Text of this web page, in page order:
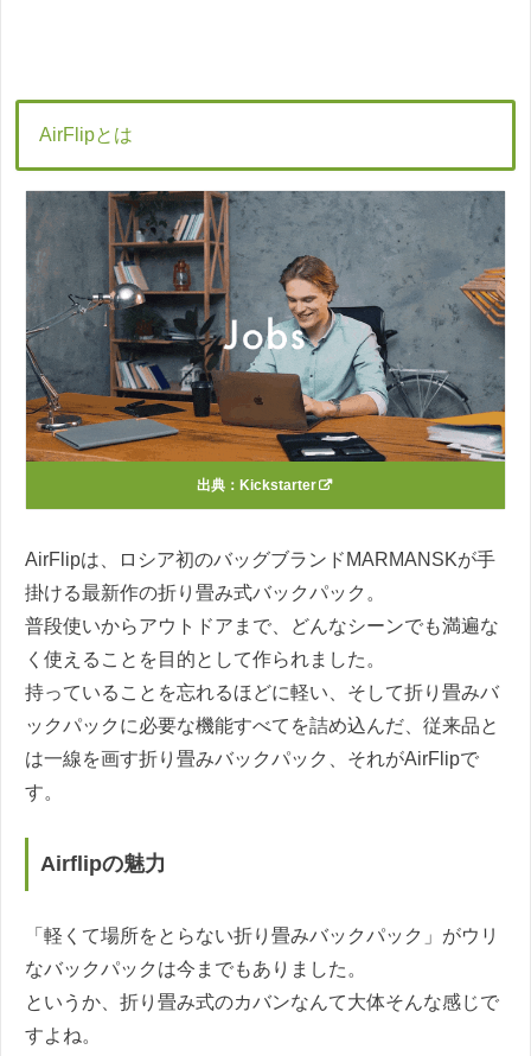
AirFlipとは
出典： Kickstarter
AirFlipは、ロシア初のバッグブランドMARMANSKが手
掛ける最新作の折り畳み式バックパック。
普段使いからアウトドアまで、どんなシーンでも満遍な
く使えることを目的として作られました。
持っていることを忘れるほどに軽い、そして折り畳みバ
ックパックに必要な機能すべてを詰め込んだ、従来品と
は一線を画す折り畳みバックパック、それがAirFlipで
す。
Airflipの魅力
「軽くて場所をとらない折り畳みバックパック」がウリ
なバックパックは今までもありました。
というか、折り畳み式のカバンなんて大体そんな感じで
すよね。